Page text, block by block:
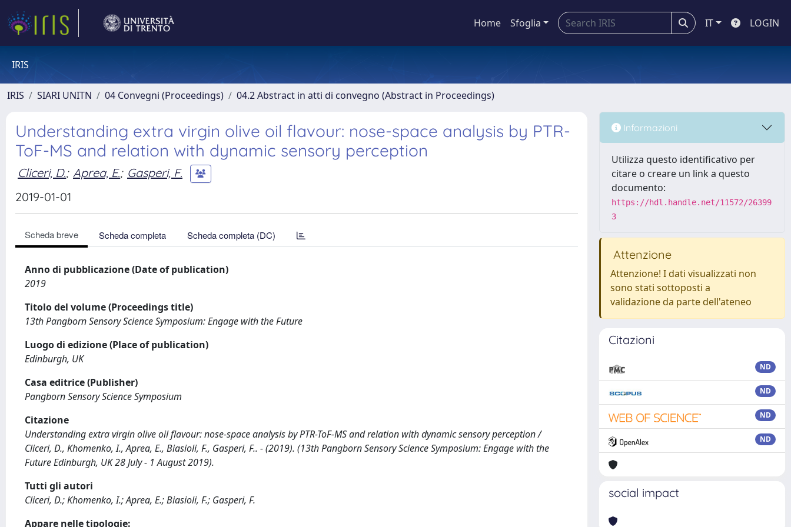
Home Sfoglia IT LOGIN
IRIS
IRIS SIARI UNITN 04 Convegni (Proceedings) 04.2 Abstract in atti di convegno (Abstract in Proceedings)
Understanding extra virgin olive oil flavour: nose-space analysis by PTR-
ToF-MS and relation with dynamic sensory perception
Cliceri, D.; Aprea, E.; Gasperi, F.
2019-01-01
Scheda breve Scheda completa Scheda completa (DC)
Anno di pubblicazione (Date of publication)
2019
Titolo del volume (Proceedings title)
13th Pangborn Sensory Science Symposium: Engage with the Future
Luogo di edizione (Place of publication)
Edinburgh, UK
Casa editrice (Publisher)
Pangborn Sensory Science Symposium
Citazione
Understanding extra virgin olive oil flavour: nose-space analysis by PTR-ToF-MS and relation with dynamic sensory perception /
Cliceri, D., Khomenko, I., Aprea, E., Biasioli, F., Gasperi, F.. - (2019). (13th Pangborn Sensory Science Symposium: Engage with the
Future Edinburgh, UK 28 July - 1 August 2019).
Tutti gli autori
Cliceri, D.; Khomenko, I.; Aprea, E.; Biasioli, F.; Gasperi, F.
Appare nelle tipologie:
Informazioni
Utilizza questo identificativo per
citare o creare un link a questo
documento:
https://hdl.handle.net/11572/26399
3
Attenzione
Attenzione! I dati visualizzati non
sono stati sottoposti a
validazione da parte dell'ateneo
Citazioni
ND
ND
ND
ND
social impact